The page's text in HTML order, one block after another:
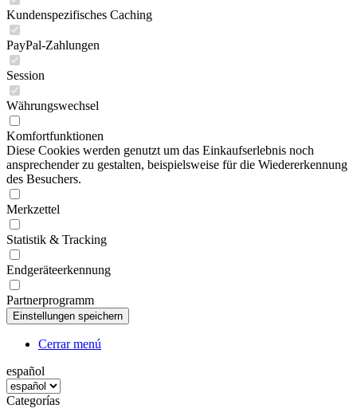
Kundenspezifisches Caching
PayPal-Zahlungen
Session
Währungswechsel
Komfortfunktionen
Diese Cookies werden genutzt um das Einkaufserlebnis noch
ansprechender zu gestalten, beispielsweise für die Wiedererkennung
des Besuchers.
Merkzettel
Statistik & Tracking
Endgeräteerkennung
Partnerprogramm
Cerrar menú
español
Categorías